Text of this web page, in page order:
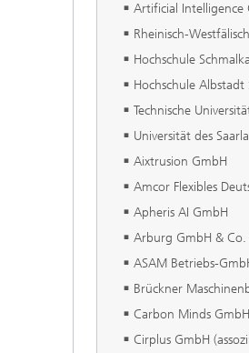
Artificial Intelligence
Rheinisch-
Hochschule
Hochschule Albstadt
Technische
Universität des
Aixtrusion GmbH
Amcor Flexibles
Apheris AI GmbH
Arburg GmbH & Co.
ASAM Betriebs-
Brückner
Carbon Minds GmbH
Cirplus GmbH